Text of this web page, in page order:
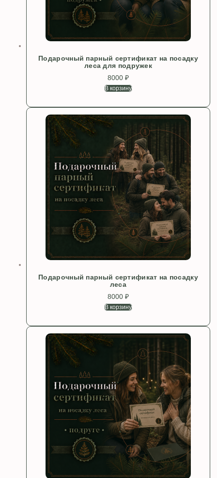
Подарочный парный сертификат на посадку
леса для подружек
8000 ₽
В корзину
Подарочный парный сертификат на посадку
леса
8000 ₽
В корзину